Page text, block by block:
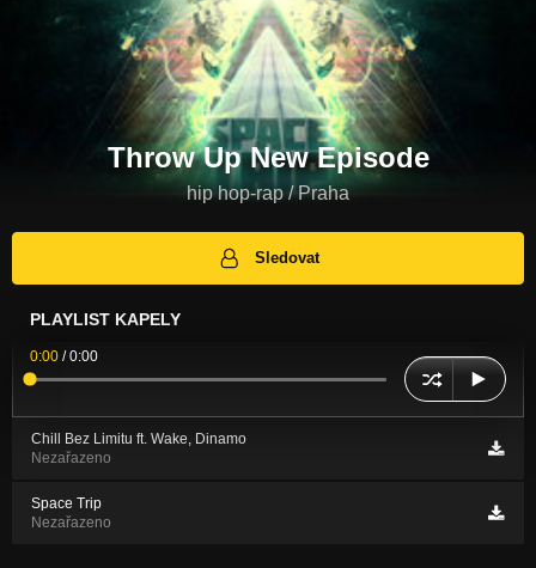
Throw Up New Episode
hip hop-rap / Praha
Sledovat
PLAYLIST KAPELY
0:00 /0:00
Chill Bez Limitu ft. Wake, Dinamo
Nezařazeno
Space Trip
Nezařazeno